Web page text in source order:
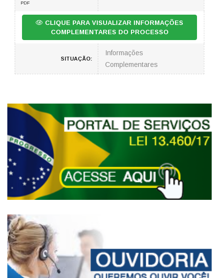
PDF
CLIQUE PARA VISUALIZAR INFORMAÇÕES
COMPLEMENTARES DO PROCESSO
SITUAÇÃO:
Informações
Complementares